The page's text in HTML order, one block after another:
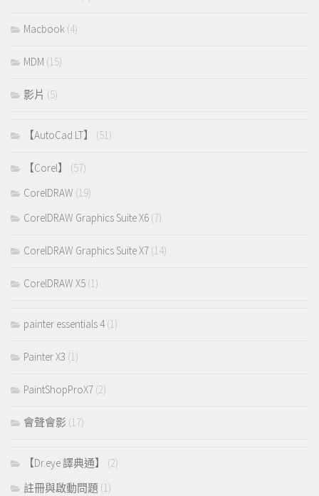
Macbook (4)
MDM (15)
影片 (5)
【AutoCad LT】 (51)
【Corel】
(57)
CorelDRAW (19)
CorelDRAW Graphics Suite X6 (7)
CorelDRAW Graphics Suite X7 (14)
CorelDRAW X5 (1)
painter essentials 4(1)
Painter X3 (1)
PaintShopProX7 (2)
會聲會影 (17)
【Dr.eye 譯典通】
(2)
註冊與啟動問題 (1)